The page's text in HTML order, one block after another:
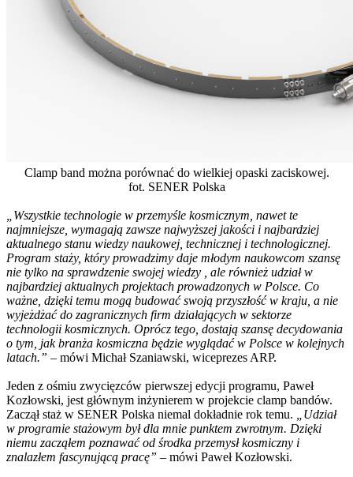
Clamp band można porównać do wielkiej opaski zaciskowej.
fot. SENER Polska
„Wszystkie technologie w przemyśle kosmicznym, nawet te
najmniejsze, wymagają zawsze najwyższej jakości i najbardziej
aktualnego stanu wiedzy naukowej, technicznej i technologicznej.
Program staży, który prowadzimy daje młodym naukowcom szansę
nie tylko na sprawdzenie swojej wiedzy , ale również udział w
najbardziej aktualnych projektach prowadzonych w Polsce. Co
ważne, dzięki temu mogą budować swoją przyszłość w kraju, a nie
wyjeżdżać do zagranicznych firm działających w sektorze
technologii kosmicznych. Oprócz tego, dostają szansę decydowania
o tym, jak branża kosmiczna będzie wyglądać w Polsce w kolejnych
latach.” – mówi Michał Szaniawski, wiceprezes ARP.
Jeden z ośmiu zwycięzców pierwszej edycji programu, Paweł
Kozłowski, jest głównym inżynierem w projekcie clamp bandów.
Zaczął staż w SENER Polska niemal dokładnie rok temu. „Udział
w programie stażowym był dla mnie punktem zwrotnym. Dzięki
niemu zacząłem poznawać od środka przemysł kosmiczny i
znalazłem fascynującą pracę” – mówi Paweł Kozłowski.